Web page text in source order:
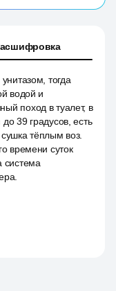
тогда
водой и
поход в туалет, в
39 градусов, есть
тёплым воз.
времени суток
система